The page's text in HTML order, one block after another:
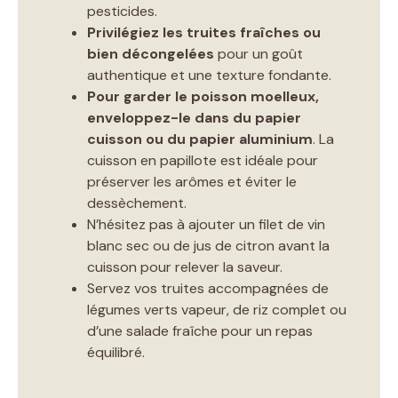
pesticides.
Privilégiez les truites fraîches ou
bien décongelées pour un goût
authentique et une texture fondante.
Pour garder le poisson moelleux,
enveloppez-le dans du papier
cuisson ou du papier aluminium. La
cuisson en papillote est idéale pour
préserver les arômes et éviter le
dessèchement.
N’hésitez pas à ajouter un filet de vin
blanc sec ou de jus de citron avant la
cuisson pour relever la saveur.
Servez vos truites accompagnées de
légumes verts vapeur, de riz complet ou
d’une salade fraîche pour un repas
équilibré.